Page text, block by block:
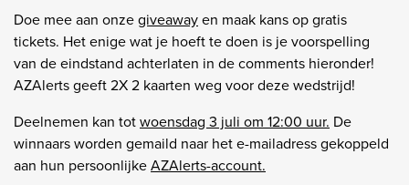
Doe mee aan onzegiveawayen maak kans op gratis
tickets. Het enige wat je hoeft te doen is je voorspelling
van de eindstand achterlaten in de comments hieronder!
AZAlerts geeft 2X 2 kaarten weg voor deze wedstrijd!
Deelnemen kan totwoensdag 3 juli om 12:00 uur. De
winnaars worden gemaild naar het e-mailadress gekoppeld
aan hun persoonlijkeAZAlerts-account.